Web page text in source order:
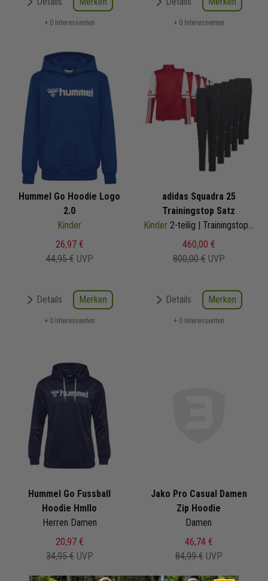
+ 0 Interessenten + 0 Interessenten
Hummel Go Hoodie Logo
2.0
Kinder
26,97 €
44,95 € UVP
Details Merken
+ 0 Interessenten
adidas Squadra 25
Trainingstop Satz
Kinder 2-teilig | Trainingstop Trainingshose
460,00 €
800,00 € UVP
Details Merken
+ 0 Interessenten
Hummel Go Fussball
Hoodie Hmllo
Herren Damen
20,97 €
34,95 € UVP
Jako Pro Casual Damen
Zip Hoodie
Damen
46,74 €
84,99 € UVP